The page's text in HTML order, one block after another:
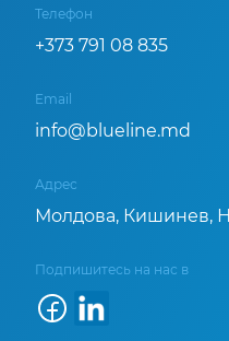
Телефон
+373 791 08 835
Email
info@blueline.md
Адрес
Молдова, Кишинев,
Подпишитесь на нас в